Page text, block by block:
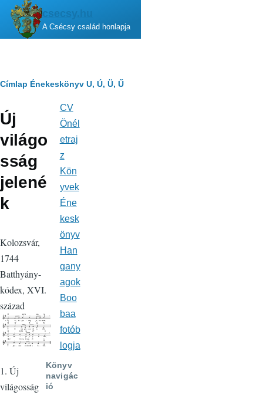
Ugrás a tartalomra
csecsy.hu
A Csécsy család honlapja
Morzsa
Címlap Énekeskönyv U, Ú, Ü, Ű
Új
világo
sság
jelené
k
Kolozsvár,
1744
Batthyány-
kódex, XVI.
század
1. Új
világosság
navigáció
CV
Önél
etraj
z
Kön
yvek
Éne
kesk
önyv
Han
gany
agok
Boo
baa
fotób
logja
Könyv
navigác
ió